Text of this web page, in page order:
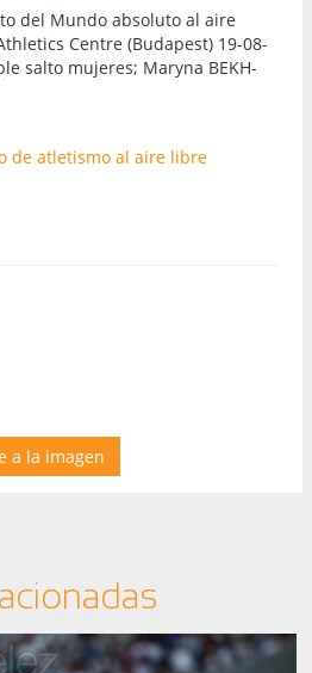
del Mundo absoluto al aire
Centre (Budapest) 19-08-
salto mujeres; Maryna BEKH-
de atletismo al aire libre
a la imagen